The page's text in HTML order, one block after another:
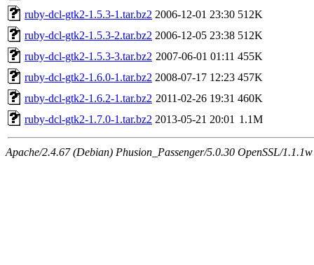
ruby-dcl-gtk2-1.5.3-1.tar.bz2 2006-12-01 23:30 512K
ruby-dcl-gtk2-1.5.3-2.tar.bz2 2006-12-05 23:38 512K
ruby-dcl-gtk2-1.5.3-3.tar.bz2 2007-06-01 01:11 455K
ruby-dcl-gtk2-1.6.0-1.tar.bz2 2008-07-17 12:23 457K
ruby-dcl-gtk2-1.6.2-1.tar.bz2 2011-02-26 19:31 460K
ruby-dcl-gtk2-1.7.0-1.tar.bz2 2013-05-21 20:01 1.1M
Apache/2.4.67 (Debian) Phusion_Passenger/5.0.30 OpenSSL/